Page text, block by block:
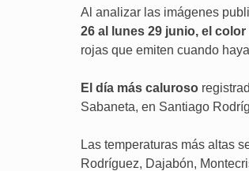
Al analizar las imágenes
26 al lunes 29 junio, el
rojas que emiten cuando
El día más caluroso
Sabaneta, en Santiago
Las temperaturas más altas
Rodríguez, Dajabón,